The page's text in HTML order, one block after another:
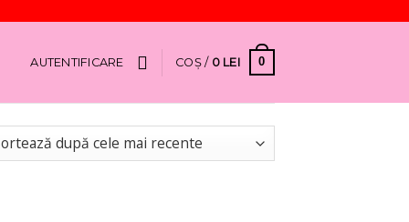
AUTENTIFICARE COȘ / 0 LEI 0